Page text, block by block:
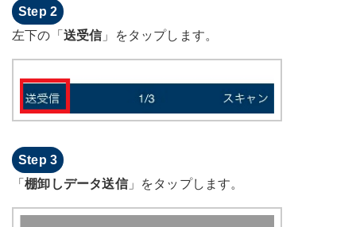
左下の「 送受信」をタップします。
「棚卸しデータ送信」をタップします。